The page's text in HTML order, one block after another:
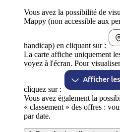
Vous avez la possibilité de
Mappy (non accessible aux
handicap) en cliquant sur :
La carte affiche uniquement
voyez à l'écran. Pour
cliquez sur :
Vous avez également la
« classement » des offres :
par date.